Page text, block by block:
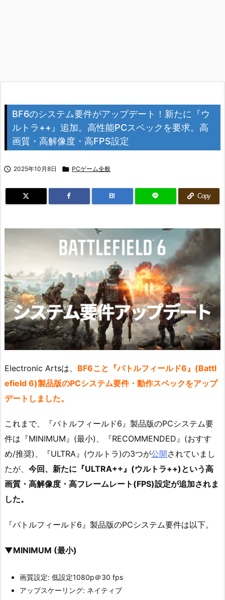
BF6のシステム要件がアップデート！新たに『ウ
ルトラ++』追加。高性能PCスペックを要求。高
画質・高解像度・高FPS設定
 2025年10月8日  PCゲーム全般
B! Copy
Electronic Artsは、 BF6こと『バトルフィールド6』(Battl
efield 6)製品版のPCシステム要件・動作スペックをアップ
デートしました。
これまで、『バトルフィールド6』製品版のPCシステム要
件は『MINIMUM』(最小)、『RECOMMENDED』(おすす
め/推奨)、『ULTRA』(ウルトラ)の3つが公開されていまし
たが、 今回、新たに『ULTRA++』(ウルトラ++)という高
画質・高解像度・高フレームレート(FPS)設定が追加されま
した。
『バトルフィールド6』製品版のPCシステム要件は以下。
▼MINIMUM (最小)
画質設定: 低設定1080p＠30 fps
アップスケーリング: ネイティブ